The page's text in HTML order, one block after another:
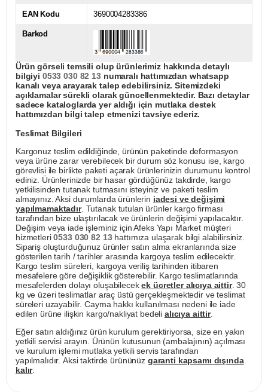
EAN Kodu 3690004283386
Barkod
Ürün görseli temsili olup ürünlerimiz hakkında detaylı
bilgiyi 0533 030 82 13numaralı hattımızdan whatsapp
kanalı veya arayarak talep edebilirsiniz. Sitemizdeki
açıklamalar sürekli olarak güncellenmektedir. Bazı detaylar
sadece kataloglarda yer aldığı için mutlaka destek
hattımızdan bilgi talep etmenizi tavsiye ederiz.
Teslimat Bilgileri
Kargonuz teslim edildiğinde, ürünün paketinde deformasyon
veya ürüne zarar verebilecek bir durum söz konusu ise, kargo
görevlisi ile birlikte paketi açarak ürünlerinizin durumunu kontrol
ediniz. Ürünlerinizde bir hasar gördüğünüz takdirde, kargo
yetkilisinden tutanak tutmasını isteyiniz ve paketi teslim
almayınız. Aksi durumlarda ürünlerin iadesi ve değişimi
yapılmamaktadır. Tutanak tutulan ürünler kargo firması
tarafından bize ulaştırılacak ve ürünlerin değişimi yapılacaktır.
Değişim veya iade işleminiz için Afeks Yapı Market müşteri
hizmetleri0533 030 82 13hattımıza ulaşarak bilgi alabilirsiniz.
Sipariş oluşturduğunuz ürünler satın alma ekranlarında size
gösterilen tarih / tarihler arasında kargoya teslim edilecektir.
Kargo teslim süreleri, kargoya veriliş tarihinden itibaren
mesafelere göre değişiklik gösterebilir. Kargo teslimatlarında
mesafelerden dolayı oluşabilecekek ücretler alıcıya aittir. 30
kg ve üzeri teslimatlar araç üstü gerçekleşmektedir ve teslimat
süreleri uzayabilir. Cayma hakkı kullanılması nedeni ile iade
edilen ürüne ilişkin kargo/nakliyat bedeli alıcıya aittir.
Eğer satın aldığınız ürün kurulum gerektiriyorsa, size en yakın
yetkili servisi arayın. Ürünün kutusunun (ambalajının) açılması
ve kurulum işlemi mutlaka yetkili servis tarafından
yapılmalıdır. Aksi taktirde ürününüz garanti kapsamı dışında
kalır.